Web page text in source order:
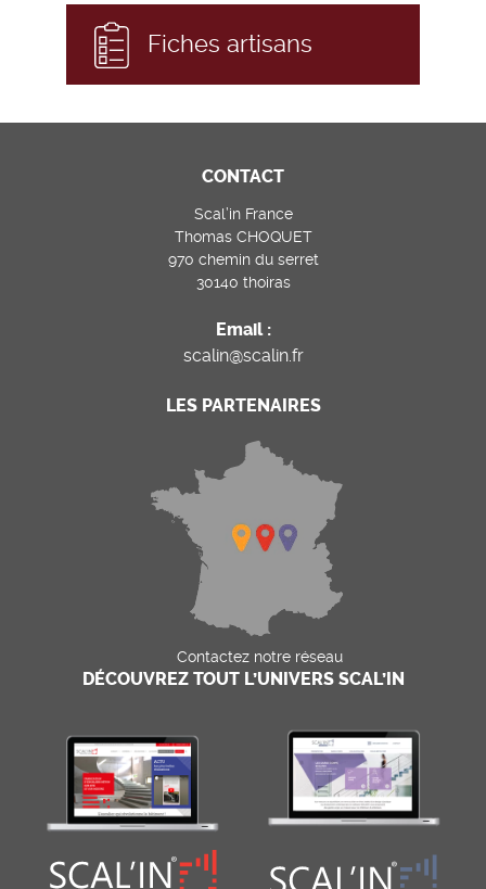
Fiches artisans
CONTACT
Scal’in France
Thomas CHOQUET
970 chemin du serret
30140 thoiras
Email :
scalin@scalin.fr
LES PARTENAIRES
Contactez notre réseau
DÉCOUVREZ TOUT L’UNIVERS SCAL’IN